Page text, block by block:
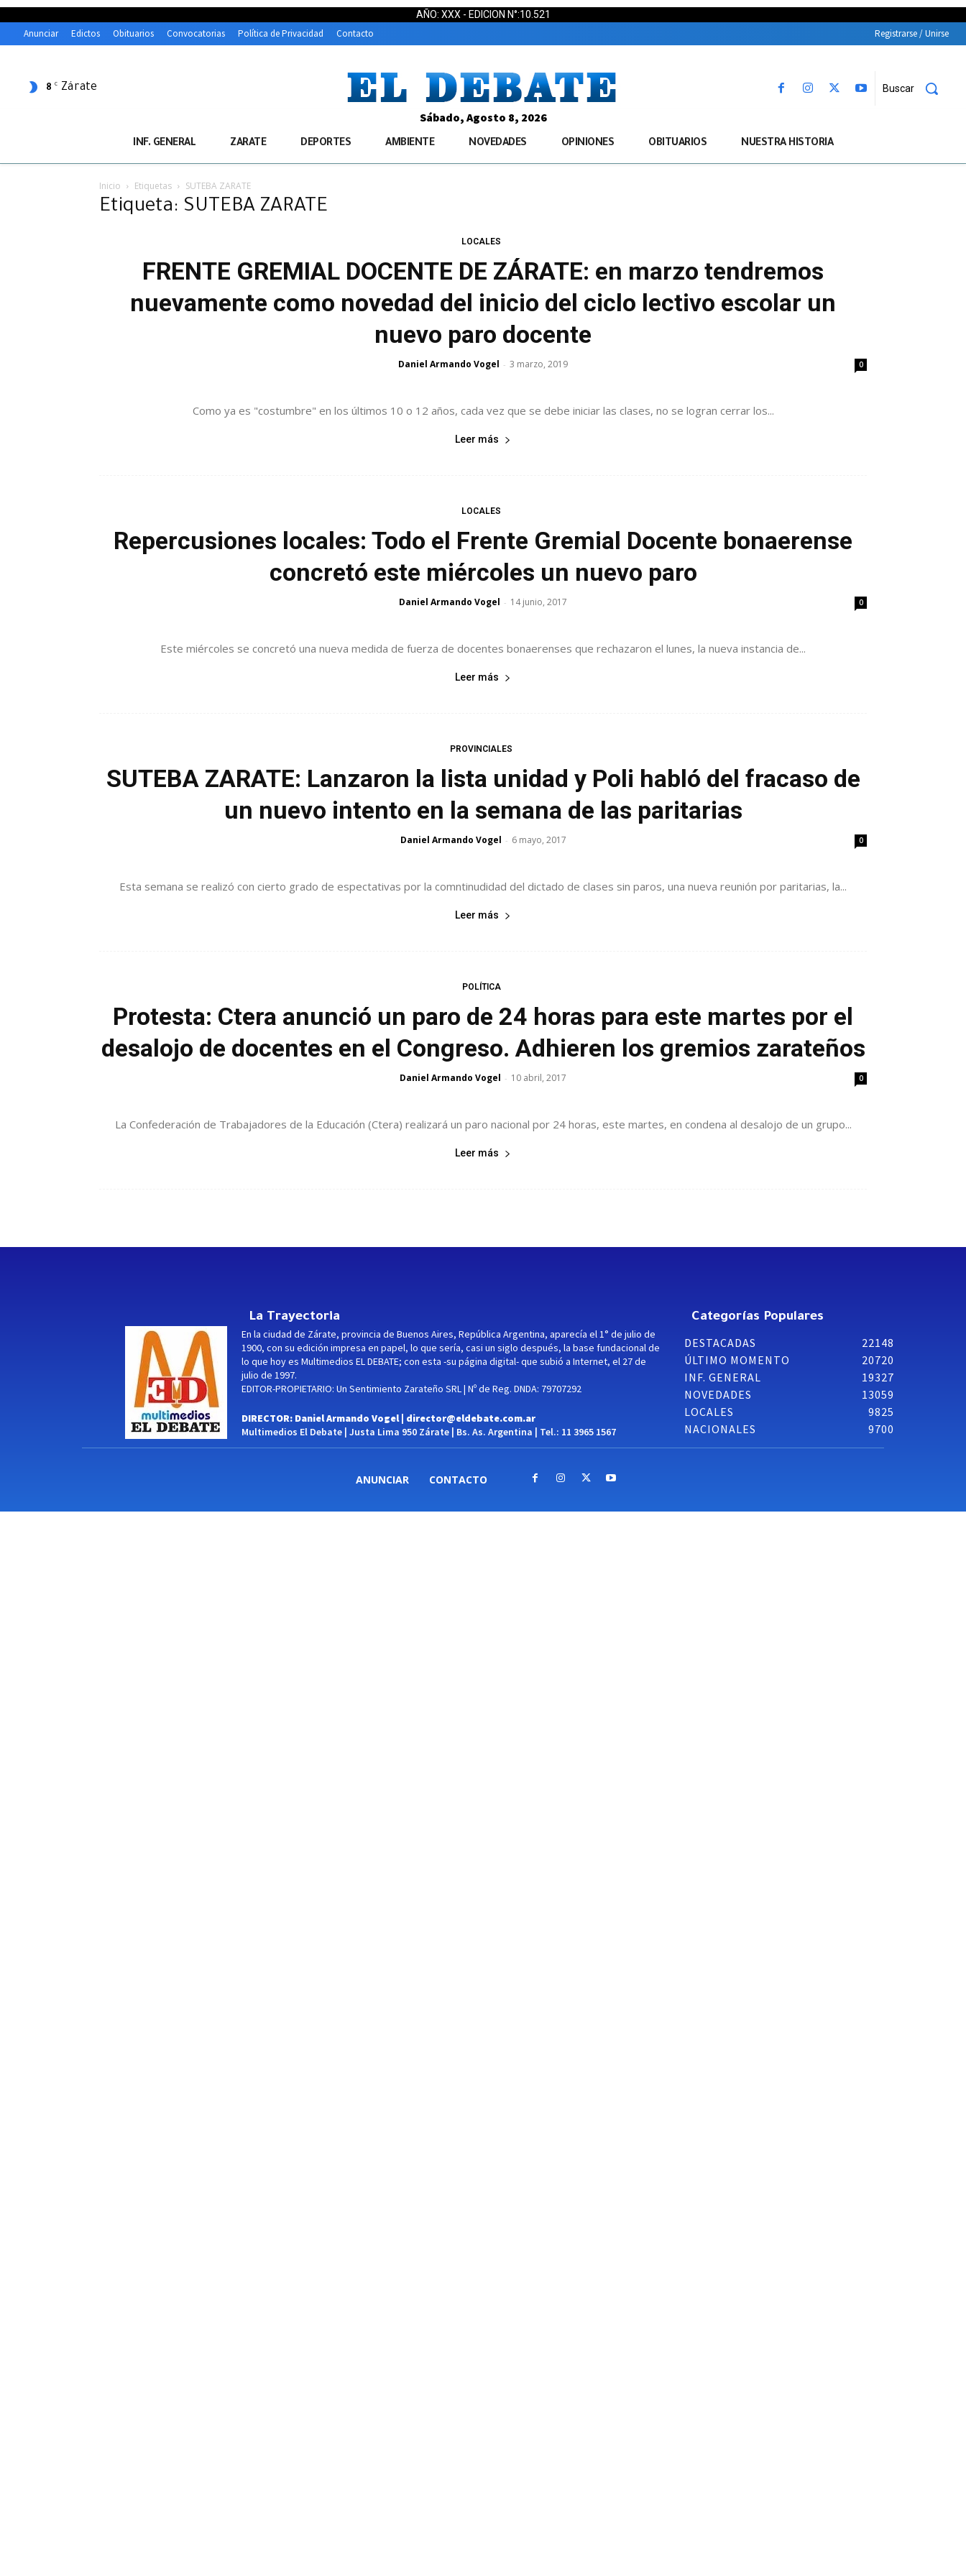
AÑO: XXX - EDICION N°:10.521
Anunciar Edictos Obituarios Convocatorias Política de Privacidad Contacto Registrarse / Unirse
8 C Zárate Buscar
Sábado, Agosto 8, 2026
INF. GENERAL ZARATE DEPORTES AMBIENTE NOVEDADES OPINIONES OBITUARIOS NUESTRA HISTORIA
Inicio Etiquetas SUTEBA ZARATE
Etiqueta: SUTEBA ZARATE
LOCALES
FRENTE GREMIAL DOCENTE DE ZÁRATE: en marzo tendremos
nuevamente como novedad del inicio del ciclo lectivo escolar un
nuevo paro docente
Daniel Armando Vogel - 3 marzo, 2019 0
Como ya es "costumbre" en los últimos 10 o 12 años, cada vez que se debe iniciar las clases, no se logran cerrar los...
Leer más
LOCALES
Repercusiones locales: Todo el Frente Gremial Docente bonaerense
concretó este miércoles un nuevo paro
Daniel Armando Vogel - 14 junio, 2017 0
Este miércoles se concretó una nueva medida de fuerza de docentes bonaerenses que rechazaron el lunes, la nueva instancia de...
Leer más
PROVINCIALES
SUTEBA ZARATE: Lanzaron la lista unidad y Poli habló del fracaso de
un nuevo intento en la semana de las paritarias
Daniel Armando Vogel - 6 mayo, 2017 0
Esta semana se realizó con cierto grado de espectativas por la comntinudidad del dictado de clases sin paros, una nueva reunión por paritarias, la...
Leer más
POLÍTICA
Protesta: Ctera anunció un paro de 24 horas para este martes por el
desalojo de docentes en el Congreso. Adhieren los gremios zarateños
Daniel Armando Vogel - 10 abril, 2017 0
La Confederación de Trabajadores de la Educación (Ctera) realizará un paro nacional por 24 horas, este martes, en condena al desalojo de un grupo...
Leer más
La Trayectoria
En la ciudad de Zárate, provincia de Buenos Aires, República Argentina, aparecía el 1° de julio de
1900, con su edición impresa en papel, lo que sería, casi un siglo después, la base fundacional de
lo que hoy es Multimedios EL DEBATE; con esta -su página digital- que subió a Internet, el 27 de
julio de 1997.
EDITOR-PROPIETARIO: Un Sentimiento Zarateño SRL | Nº de Reg. DNDA: 79707292
DIRECTOR: Daniel Armando Vogel | director@eldebate.com.ar
Multimedios El Debate | Justa Lima 950 Zárate | Bs. As. Argentina | Tel.: 11 3965 1567
Categorías Populares
DESTACADAS
22148
ÚLTIMO MOMENTO
20720
INF. GENERAL
19327
NOVEDADES
13059
LOCALES
9825
NACIONALES
9700
ANUNCIAR CONTACTO